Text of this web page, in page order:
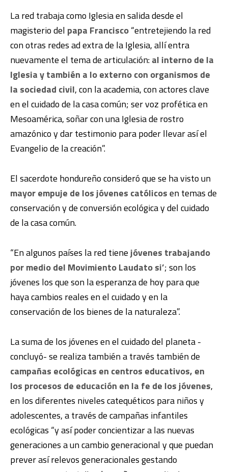
La red trabaja como Iglesia en salida desde el
magisterio del papa Francisco“entretejiendo la red
con otras redes ad extra de la Iglesia, allí entra
nuevamente el tema de articulación:al interno de la
Iglesia y también a lo externo con organismos de
la sociedad civil, con la academia, con actores clave
en el cuidado de la casa común; ser voz profética en
Mesoamérica, soñar con una Iglesia de rostro
amazónico y dar testimonio para poder llevar así el
Evangelio de la creación”.
El sacerdote hondureño consideró que se ha visto un
mayor empuje de los jóvenes católicosen temas de
conservación y de conversión ecológica y del cuidado
de la casa común.
“En algunos países la red tienejóvenes trabajando
por medio del Movimiento Laudato si’; son los
jóvenes los que son la esperanza de hoy para que
haya cambios reales en el cuidado y en la
conservación de los bienes de la naturaleza”.
La suma de los jóvenes en el cuidado del planeta -
concluyó- se realiza también a través también de
campañas ecológicas en centros educativos, en
los procesos de educación en la fe de los jóvenes,
en los diferentes niveles catequéticos para niños y
adolescentes, a través de campañas infantiles
ecológicas “y así poder concientizar a las nuevas
generaciones a un cambio generacional y que puedan
prever así relevos generacionales gestando